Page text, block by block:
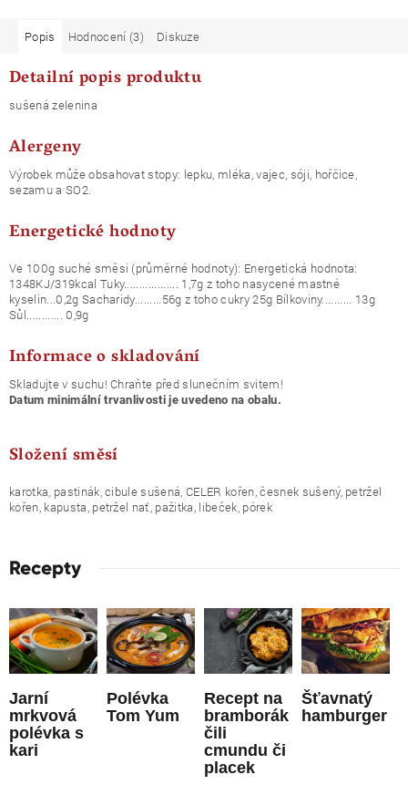
Popis Hodnocení (3) Diskuze
Detailní popis produktu
sušená zelenina
Alergeny
Výrobek může obsahovat stopy: lepku, mléka, vajec, sóji, hořčice,
sezamu a SO2.
Energetické hodnoty
Ve 100g suché směsi (průměrné hodnoty): Energetická hodnota:
1348KJ/319kcal Tuky.................. 1,7g z toho nasycené mastné
kyselin...0,2g Sacharidy.........56g z toho cukry 25g Bílkoviny.......... 13g
Sůl............ 0,9g
Informace o skladování
Skladujte v suchu! Chraňte před slunečním svitem!
Datum minimální trvanlivosti je uvedeno na obalu.
Složení směsí
karotka, pastinák, cibule sušená, CELER kořen, česnek sušený, petržel
kořen, kapusta, petržel nať, pažitka, libeček, pórek
Recepty
Jarní
mrkvová
polévka s
kari
Polévka
Tom Yum
Recept na
bramborák
čili
cmundu či
placek
Šťavnatý
hamburger